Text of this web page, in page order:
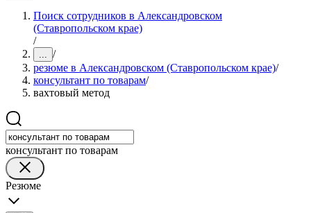
Поиск сотрудников в Александровском
(Ставропольском крае)
/
... /
резюме в Александровском (Ставропольском крае)/
консультант по товарам/
вахтовый метод
консультант по товарам
Резюме